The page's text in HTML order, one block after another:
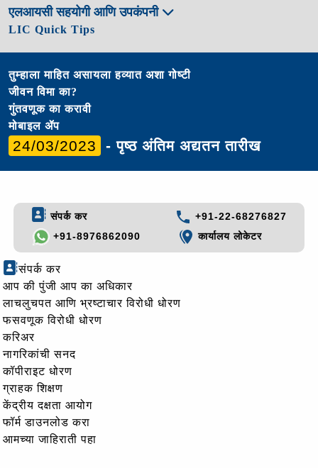
एलआयसी सहयोगी आणि उपकंपनी
LIC Quick Tips
तुम्हाला माहित असायला हव्यात अशा गोष्टी
जीवन विमा का?
गुंतवणूक का करावी
मोबाइल ॲप
24/03/2023 - पृष्ठ अंतिम अद्यतन तारीख
संपर्क कर
+91-22-68276827
+91-8976862090
कार्यालय लोकेटर
संपर्क कर
आप की पुंजी आप का अधिकार
लाचलुचपत आणि भ्रष्टाचार विरोधी धोरण
फसवणूक विरोधी धोरण
करिअर
नागरिकांची सनद
कॉपीराइट धोरण
ग्राहक शिक्षण
केंद्रीय दक्षता आयोग
फॉर्म डाउनलोड करा
आमच्या जाहिराती पहा